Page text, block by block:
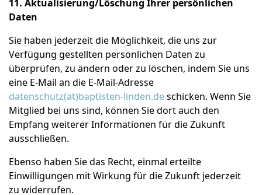
11. Aktualisierung/Löschung Ihrer persönlichen
Daten
Sie haben jederzeit die Möglichkeit, die uns zur
Verfügung gestellten persönlichen Daten zu
überprüfen, zu ändern oder zu löschen, indem Sie uns
eine E-Mail an die E-Mail-Adresse
datenschutz(at)baptisten-linden.deschicken. Wenn Sie
Mitglied bei uns sind, können Sie dort auch den
Empfang weiterer Informationen für die Zukunft
ausschließen.
Ebenso haben Sie das Recht, einmal erteilte
Einwilligungen mit Wirkung für die Zukunft jederzeit
zu widerrufen.